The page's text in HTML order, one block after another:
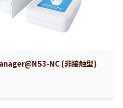
NC (非接触型)